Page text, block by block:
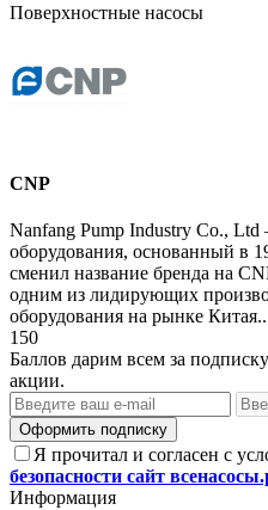
Поверхностные насосы
CNP
Nanfang Pump Industry Со., Ltd
оборудования, основанный в
сменил название бренда на
одним из лидирующих
оборудования на рынке
150
Баллов дарим всем за
акции.
Оформить подписку
Я прочитал и согласен с
безопасности сайт
Информация